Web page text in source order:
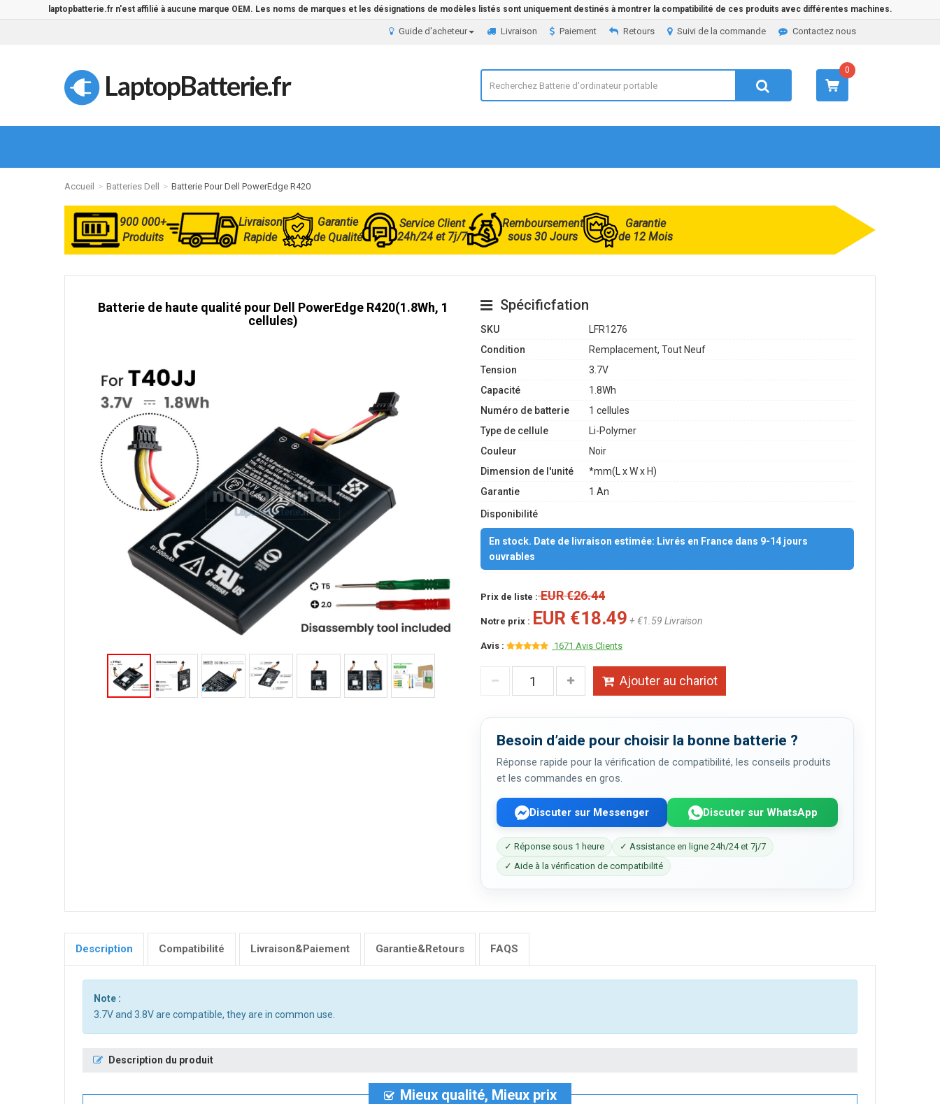
laptopbatterie.fr n'est affilié à aucune marque OEM. Les noms de marques et les désignations de modèles listés sont uniquement destinés à montrer la compatibilité de ces produits avec différentes machines.
Contactez nous
Suivi de la commande
Retours
Paiement
Livraison
Guide d'acheteur
LaptopBatterie.fr 0
Accueil Batteries Dell Batterie Pour Dell PowerEdge R420
900 000+
Produits
Livraison
Rapide
Garantie
de Qualité
Service Client
24h/24 et 7j/7
Remboursement
sous 30 Jours
Garantie
de 12 Mois
Batterie de haute qualité pour Dell PowerEdge R420(1.8Wh, 1
cellules)
Spécificfation
SKU
LFR1276
Condition
Remplacement, Tout Neuf
Tension
3.7V
Capacité
1.8Wh
Numéro de batterie
1 cellules
Type de cellule
Li-Polymer
Couleur
Noir
Dimension de l'unité
*mm(L x W x H)
Garantie
1 An
Disponibilité
En stock. Date de livraison estimée: Livrés en France dans 9-14 jours
ouvrables
Prix de liste :EUR €26.44
Notre prix : EUR €18.49 + €1.59 Livraison
Avis : 1671 Avis Clients
Ajouter au chariot
Besoin d’aide pour choisir la bonne batterie ?
Réponse rapide pour la vérification de compatibilité, les conseils produits
et les commandes en gros.
Discuter sur Messenger Discuter sur WhatsApp
✓ Réponse sous 1 heure
✓ Assistance en ligne 24h/24 et 7j/7
✓ Aide à la vérification de compatibilité
Description Compatibilité Livraison&Paiement Garantie&Retours FAQS
Note :
3.7V and 3.8V are compatible, they are in common use.
Description du produit
Mieux qualité, Mieux prix